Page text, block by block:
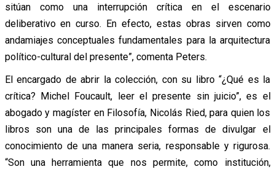
sitúan como una interrupción crítica en el escenario
deliberativo en curso. En efecto, estas obras sirven como
andamiajes conceptuales fundamentales para la arquitectura
político-cultural del presente”, comenta Peters.
El encargado de abrir la colección, con su libro “¿Qué es la
crítica? Michel Foucault, leer el presente sin juicio”, es el
abogado y magíster en Filosofía, Nicolás Ried, para quien los
libros son una de las principales formas de divulgar el
conocimiento de una manera seria, responsable y rigurosa.
“Son una herramienta que nos permite, como institución,